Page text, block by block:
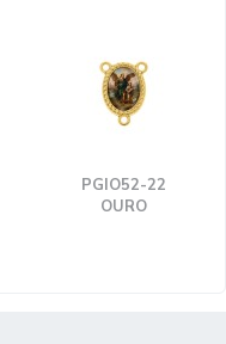
PGIO52-22
OURO